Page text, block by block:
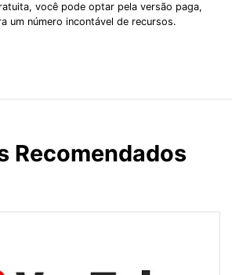
você pode optar pela versão paga,
um número incontável de recursos.
Recomendados